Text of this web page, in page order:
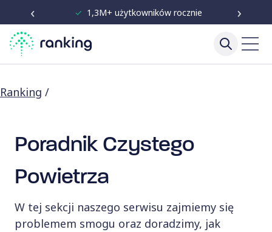
‹ ✓ 1,3M+ użytkowników rocznie ›
Ranking /
Poradnik Czystego
Powietrza
W tej sekcji naszego serwisu zajmiemy się
problemem smogu oraz doradzimy, jak